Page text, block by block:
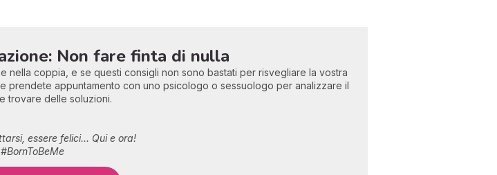
Non fare finta di nulla
coppia, e se questi consigli non sono bastati per risvegliare la vostra
prendete appuntamento con uno psicologo o sessuologo per analizzare il
trovare delle soluzioni.
essere felici... Qui e ora!
#BornToBeMe